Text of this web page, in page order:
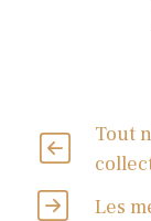
Tout
Les